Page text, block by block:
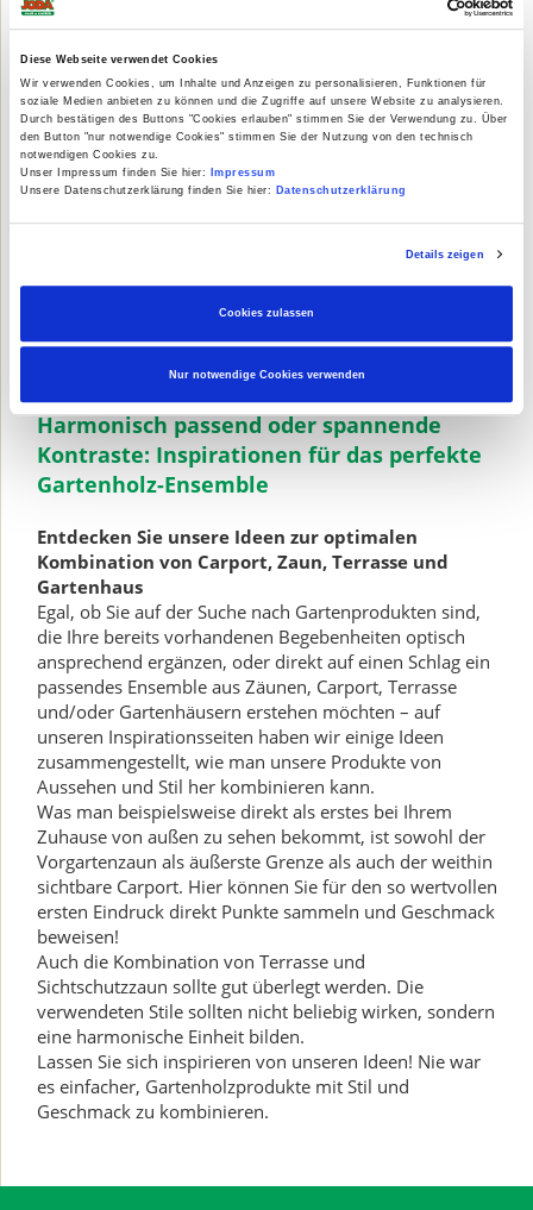
Diese Webseite verwendet Cookies
Wir verwenden Cookies, um Inhalte und Anzeigen zu personalisieren, Funktionen für
soziale Medien anbieten zu können und die Zugriffe auf unsere Website zu analysieren.
Durch bestätigen des Buttons "Cookies erlauben" stimmen Sie der Verwendung zu. Über
den Button "nur notwendige Cookies" stimmen Sie der Nutzung von den technisch
notwendigen Cookies zu.
Unser Impressum finden Sie hier:
Impressum
Unsere Datenschutzerklärung finden Sie hier:
Datenschutzerklärung
Details zeigen
Cookies zulassen
Nur notwendige Cookies verwenden
langlebigem WPC finden Sie unter Joda®Hochbeete und
Pflanzkübel. Die Beetanlage sollte mindestens 80 cm
Höhe haben, damit ein rückenschonendes Arbeiten
möglich ist.
Harmonisch passend oder spannende
Kontraste: Inspirationen für das perfekte
Gartenholz-Ensemble
Entdecken Sie unsere Ideen zur optimalen
Kombination von Carport, Zaun, Terrasse und
Gartenhaus
Egal, ob Sie auf der Suche nach Gartenprodukten sind,
die Ihre bereits vorhandenen Begebenheiten optisch
ansprechend ergänzen, oder direkt auf einen Schlag ein
passendes Ensemble aus Zäunen, Carport, Terrasse
und/oder Gartenhäusern erstehen möchten – auf
unseren Inspirationsseiten haben wir einige Ideen
zusammengestellt, wie man unsere Produkte von
Aussehen und Stil her kombinieren kann.
Was man beispielsweise direkt als erstes bei Ihrem
Zuhause von außen zu sehen bekommt, ist sowohl der
Vorgartenzaun als äußerste Grenze als auch der weithin
sichtbare Carport. Hier können Sie für den so wertvollen
ersten Eindruck direkt Punkte sammeln und Geschmack
beweisen!
Auch die Kombination von Terrasse und
Sichtschutzzaun sollte gut überlegt werden. Die
verwendeten Stile sollten nicht beliebig wirken, sondern
eine harmonische Einheit bilden.
Lassen Sie sich inspirieren von unseren Ideen! Nie war
es einfacher, Gartenholzprodukte mit Stil und
Geschmack zu kombinieren.